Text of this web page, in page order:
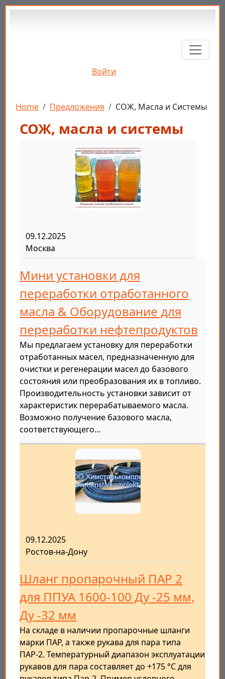
Перейти к основному содержанию
Войти
Строка навигации
Home Предложения СОЖ, Масла и Системы
СОЖ, масла и системы
09.12.2025
Москва
Мини установки для
переработки отработанного
масла & Оборудование для
переработки нефтепродуктов
Мы предлагаем установку для переработки
отработанных масел, предназначенную для
очистки и регенерации масел до базового
состояния или преобразования их в топливо.
Производительность установки зависит от
характеристик перерабатываемого масла.
Возможно получение базового масла,
соответствующего…
09.12.2025
Ростов-на-Дону
Шланг пропарочный ПАР 2
для ППУА 1600-100 Ду -25 мм,
Ду -32 мм
На складе в наличии пропарочные шланги
марки ПАР, а также рукава для пара типа
ПАР-2. Температурный диапазон эксплуатации
рукавов для пара составляет до +175 °C для